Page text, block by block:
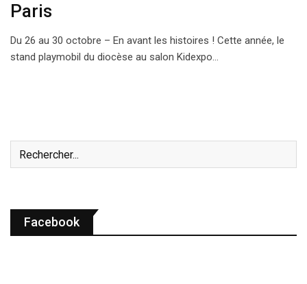
Paris
Du 26 au 30 octobre – En avant les histoires ! Cette année, le
stand playmobil du diocèse au salon Kidexpo…
Facebook